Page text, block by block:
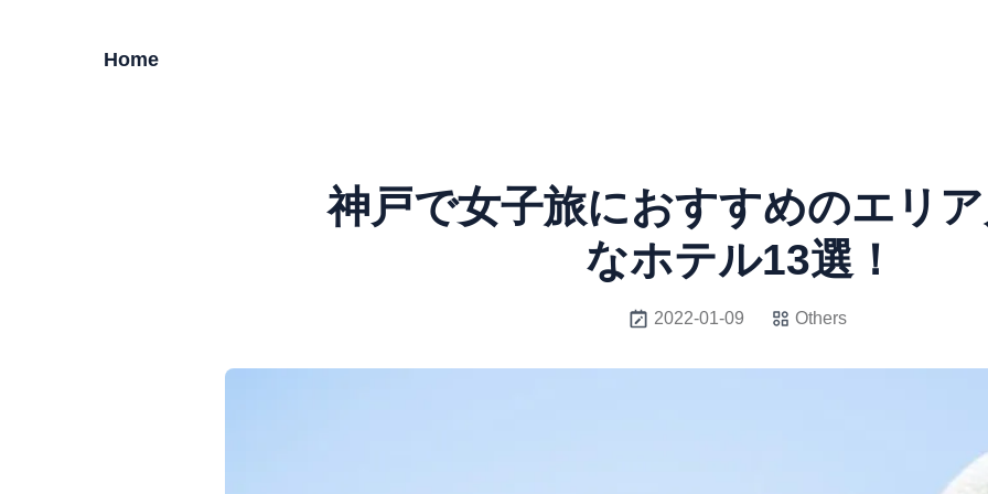
Home
神戸で女子旅におすすめのエリ
なホテル13選！
2022-01-09 Others